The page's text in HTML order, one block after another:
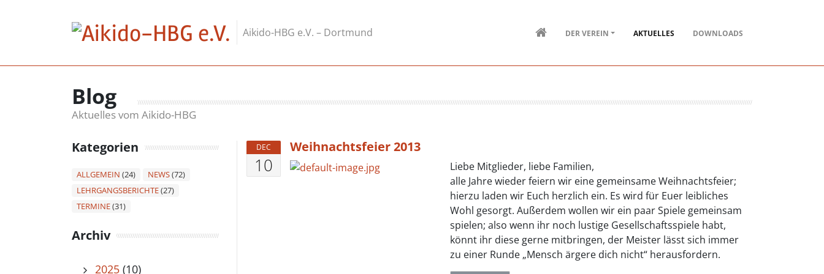
Aikido-HBG e.V. – Dortmund
DER VEREIN AKTUELLES DOWNLOADS
Blog
Aktuelles vom Aikido-HBG
DEC
10
Weihnachtsfeier 2013
Liebe Mitglieder, liebe Familien,
alle Jahre wieder feiern wir eine gemeinsame Weihnachtsfeier;
hierzu laden wir Euch herzlich ein. Es wird für Euer leibliches
Wohl gesorgt. Außerdem wollen wir ein paar Spiele gemeinsam
spielen; also wenn ihr noch lustige Gesellschaftsspiele habt,
könnt ihr diese gerne mitbringen, der Meister lässt sich immer
zu einer Runde „Mensch ärgere dich nicht“ herausfordern.
Kategorien
ALLGEMEIN (24) NEWS(72)
LEHRGANGSBERICHTE(27)
TERMINE(31)
Archiv
2025 (10)